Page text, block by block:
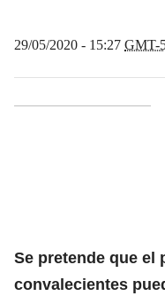
29/05/2020 - 15:27 GMT-
Se pretende que el
convalecientes